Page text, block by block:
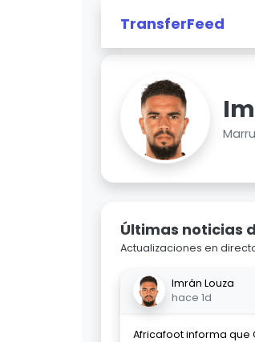
TransferFeed
Últimas noticias
Actualizaciones en
Imrân Louza
hace 1d
Africafoot informa que